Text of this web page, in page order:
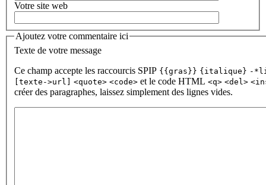
Votre site web
Ajoutez votre commentaire ici
Texte de votre message
Ce champ accepte les raccourcis SPIP {{gras}} {italique} -
[texte->url] <quote> <code> et le code HTML <q> <del>
créer des paragraphes, laissez simplement des lignes vides.